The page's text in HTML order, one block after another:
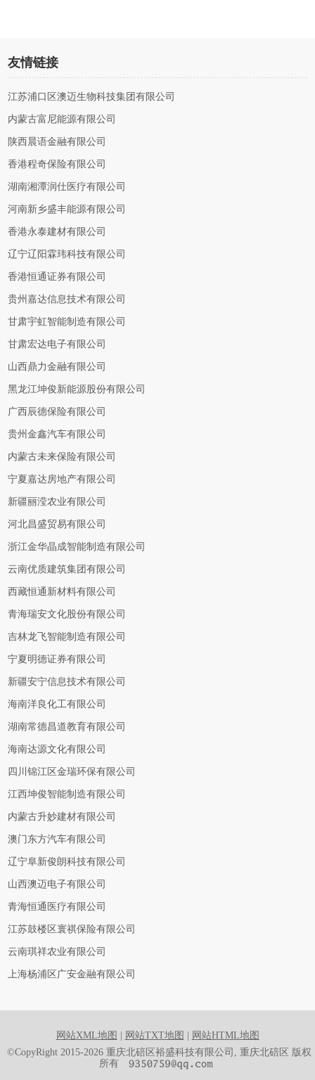
友情链接
江苏浦口区澳迈生物科技集团有限公司
内蒙古富尼能源有限公司
陕西晨语金融有限公司
香港程奇保险有限公司
湖南湘潭润仕医疗有限公司
河南新乡盛丰能源有限公司
香港永泰建材有限公司
辽宁辽阳霖玮科技有限公司
香港恒通证券有限公司
贵州嘉达信息技术有限公司
甘肃宇虹智能制造有限公司
甘肃宏达电子有限公司
山西鼎力金融有限公司
黑龙江坤俊新能源股份有限公司
广西辰德保险有限公司
贵州金鑫汽车有限公司
内蒙古未来保险有限公司
宁夏嘉达房地产有限公司
新疆丽滢农业有限公司
河北昌盛贸易有限公司
浙江金华晶成智能制造有限公司
云南优质建筑集团有限公司
西藏恒通新材料有限公司
青海瑞安文化股份有限公司
吉林龙飞智能制造有限公司
宁夏明德证券有限公司
新疆安宁信息技术有限公司
海南洋良化工有限公司
湖南常德昌道教育有限公司
海南达源文化有限公司
四川锦江区金瑞环保有限公司
江西坤俊智能制造有限公司
内蒙古升妙建材有限公司
澳门东方汽车有限公司
辽宁阜新俊朗科技有限公司
山西澳迈电子有限公司
青海恒通医疗有限公司
江苏鼓楼区寰祺保险有限公司
云南琪祥农业有限公司
上海杨浦区广安金融有限公司
网站XML地图 网站TXT地图
网站HTML地图
©CopyRight 2015-2026 重庆北碚区裕盛科技有限公司, 重庆北碚区 版权
所有